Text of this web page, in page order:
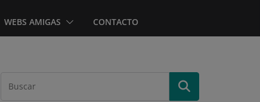
WEBS AMIGAS CONTACTO